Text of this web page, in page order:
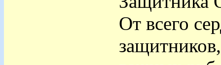
От всего